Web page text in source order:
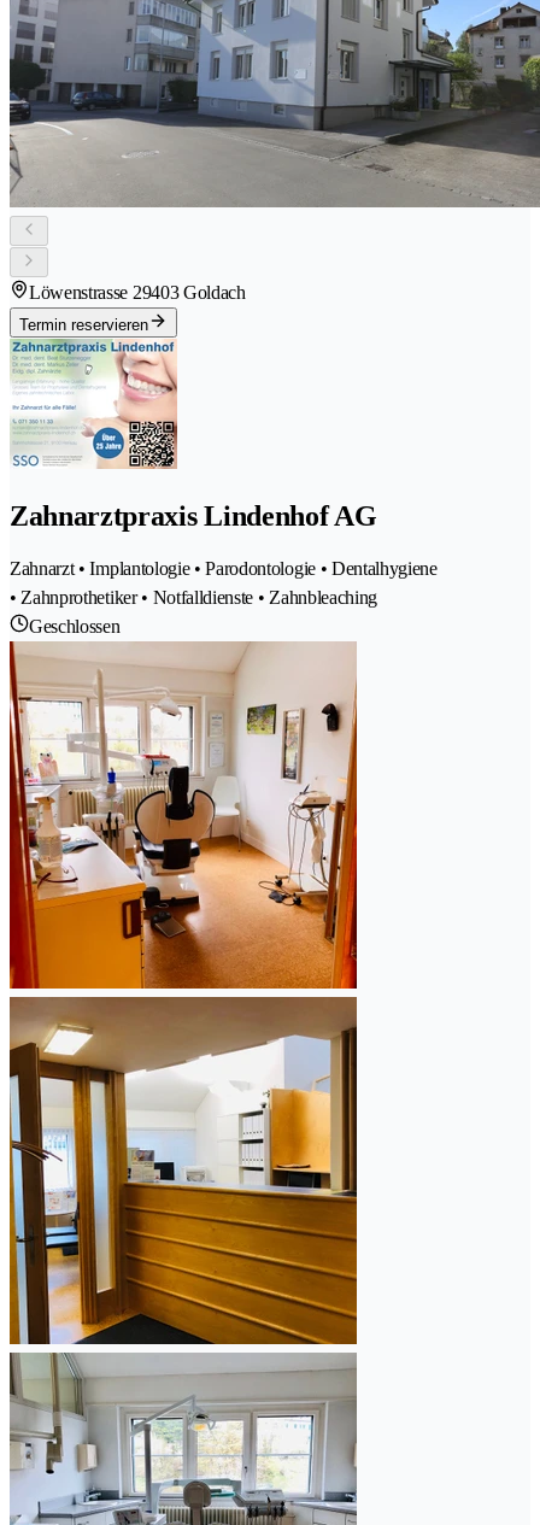
Löwenstrasse 29403 Goldach
Termin reservieren
Zahnarztpraxis Lindenhof AG
Zahnarzt • Implantologie • Parodontologie • Dentalhygiene
• Zahnprothetiker • Notfalldienste • Zahnbleaching
Geschlossen